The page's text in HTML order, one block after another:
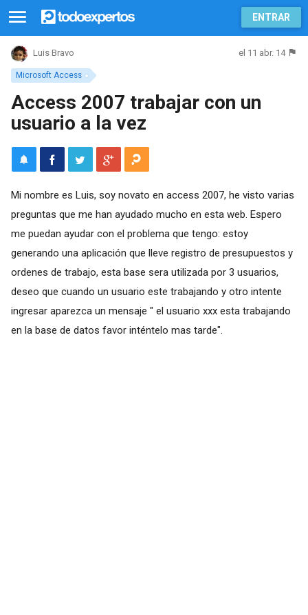
ENTRAR
Microsoft Access
Luis Bravo el 11 abr. 14
Access 2007 trabajar con un
usuario a la vez
Mi nombre es Luis, soy novato en access 2007, he visto varias
preguntas que me han ayudado mucho en esta web. Espero
me puedan ayudar con el problema que tengo: estoy
generando una aplicación que lleve registro de presupuestos y
ordenes de trabajo, esta base sera utilizada por 3 usuarios,
deseo que cuando un usuario este trabajando y otro intente
ingresar aparezca un mensaje " el usuario xxx esta trabajando
en la base de datos favor inténtelo mas tarde".